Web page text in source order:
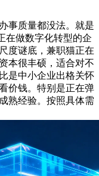
质量都没法。就是
在做数字化转型的企
度谜底，兼职猫正在
本很丰硕，适合对不
是中小企业出格关怀
价钱。特别是正在弹
熟经验。按照具体需